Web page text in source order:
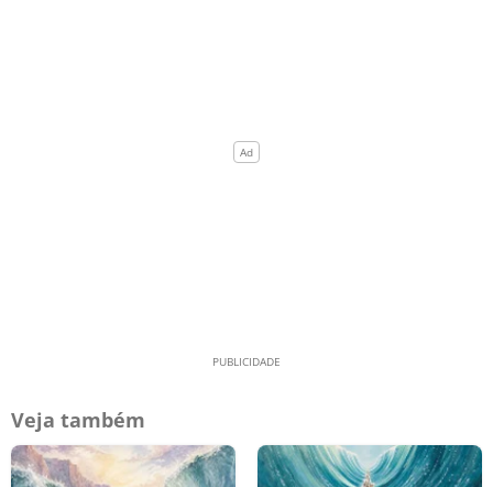
Veja também